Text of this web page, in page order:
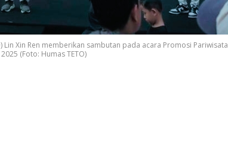
Lin Xin Ren memberikan sambutan pada acara Promosi Pariwisata
(Foto: Humas TETO)